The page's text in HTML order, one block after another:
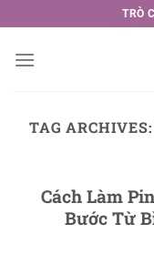
to
content
TRÒ
TAG
Cách Làm
Bước Từ